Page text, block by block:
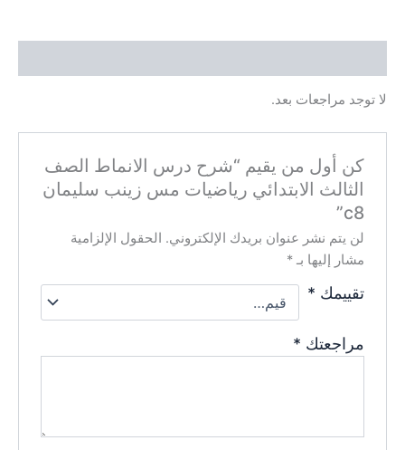
لا توجد مراجعات بعد.
كن أول من يقيم “شرح درس الانماط الصف
الثالث الابتدائي رياضيات مس زينب سليمان
c8”
لن يتم نشر عنوان بريدك الإلكتروني. الحقول الإلزامية
مشار إليها بـ*
تقييمك *
مراجعتك *